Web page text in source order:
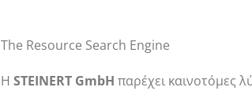
The Resource Search Engine
Η STEINERT GmbH παρέχει καινοτόμες